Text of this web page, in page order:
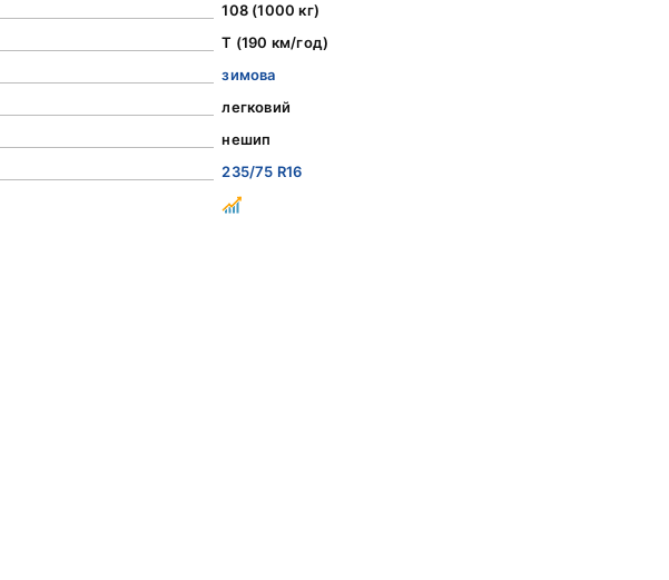
108 (1000 кг)
T (190 км/год)
зимова
легковий
нешип
235/75 R16